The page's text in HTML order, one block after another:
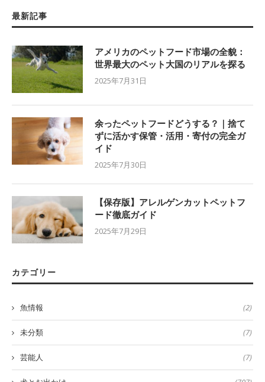
最新記事
アメリカのペットフード市場の全貌：
世界最大のペット大国のリアルを探る
2025年7月31日
余ったペットフードどうする？｜捨て
ずに活かす保管・活用・寄付の完全ガ
イド
2025年7月30日
【保存版】アレルゲンカットペットフ
ード徹底ガイド
2025年7月29日
カテゴリー
魚情報 (2)
未分類 (7)
芸能人 (7)